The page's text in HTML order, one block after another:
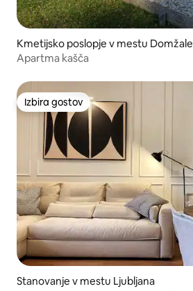
Kmetijsko poslopje v mestu Domžale
Apartma kašča
Izbira gostov
Izbira gostov
Stanovanje v mestu Ljubljana